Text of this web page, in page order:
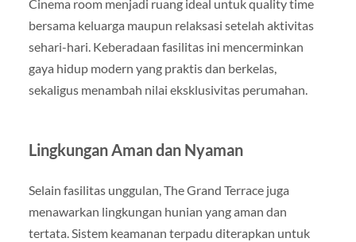
Cinema room menjadi ruang ideal untuk quality time
bersama keluarga maupun relaksasi setelah aktivitas
sehari-hari. Keberadaan fasilitas ini mencerminkan
gaya hidup modern yang praktis dan berkelas,
sekaligus menambah nilai eksklusivitas perumahan.
Lingkungan Aman dan Nyaman
Selain fasilitas unggulan, The Grand Terrace juga
menawarkan lingkungan hunian yang aman dan
tertata. Sistem keamanan terpadu diterapkan untuk